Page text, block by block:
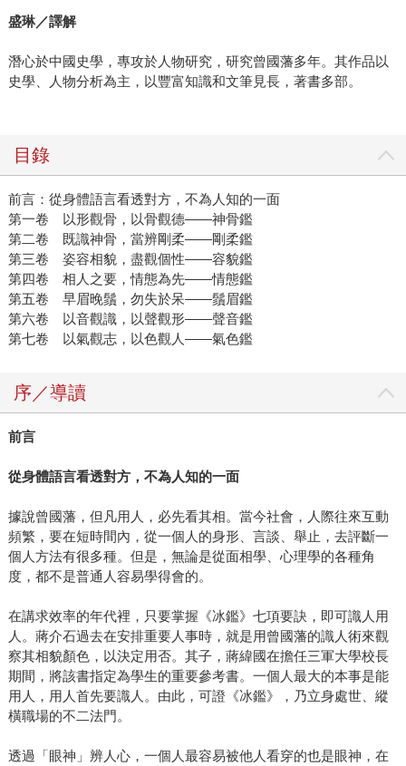
盛琳／譯解
潛心於中國史學，專攻於人物研究，研究曾國藩多年。其作品以
史學、人物分析為主，以豐富知識和文筆見長，著書多部。
目錄
前言：從身體語言看透對方，不為人知的一面
第一卷 以形觀骨，以骨觀德——神骨鑑
第二卷 既識神骨，當辨剛柔——剛柔鑑
第三卷 姿容相貌，盡觀個性——容貌鑑
第四卷 相人之要，情態為先——情態鑑
第五卷 早眉晚鬚，勿失於呆——鬚眉鑑
第六卷 以音觀識，以聲觀形——聲音鑑
第七卷 以氣觀志，以色觀人——氣色鑑
序／導讀
前言
從身體語言看透對方，不為人知的一面
據說曾國藩，但凡用人，必先看其相。當今社會，人際往來互動
頻繁，要在短時間內，從一個人的身形、言談、舉止，去評斷一
個人方法有很多種。但是，無論是從面相學、心理學的各種角
度，都不是普通人容易學得會的。
在講求效率的年代裡，只要掌握《冰鑑》七項要訣，即可識人用
人。蔣介石過去在安排重要人事時，就是用曾國藩的識人術來觀
察其相貌顏色，以決定用否。其子，蔣緯國在擔任三軍大學校長
期間，將該書指定為學生的重要參考書。一個人最大的本事是能
用人，用人首先要識人。由此，可證《冰鑑》，乃立身處世、縱
橫職場的不二法門。
透過「眼神」辨人心，一個人最容易被他人看穿的也是眼神，在